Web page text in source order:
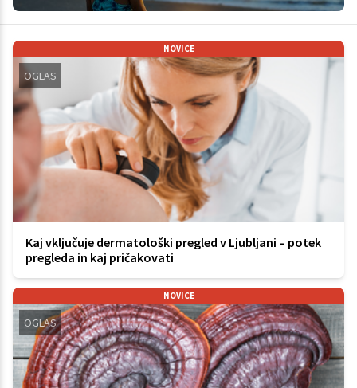
NOVICE
OGLAS
Kaj vključuje dermatološki pregled v Ljubljani – potek
pregleda in kaj pričakovati
NOVICE
OGLAS